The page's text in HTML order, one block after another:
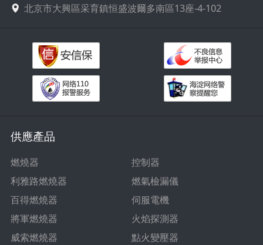
北京市大興區采育鎮恒盛波爾多南區13座-4-102
供應產品
燃燒器
利雅路燃燒器
百得燃燒器
將軍燃燒器
威索燃燒器
控制器
燃氣檢漏儀
伺服電機
火焰探測器
點火變壓器